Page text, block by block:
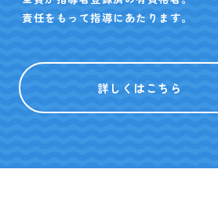
責任をもって指導にあたります。
詳しくはこちら